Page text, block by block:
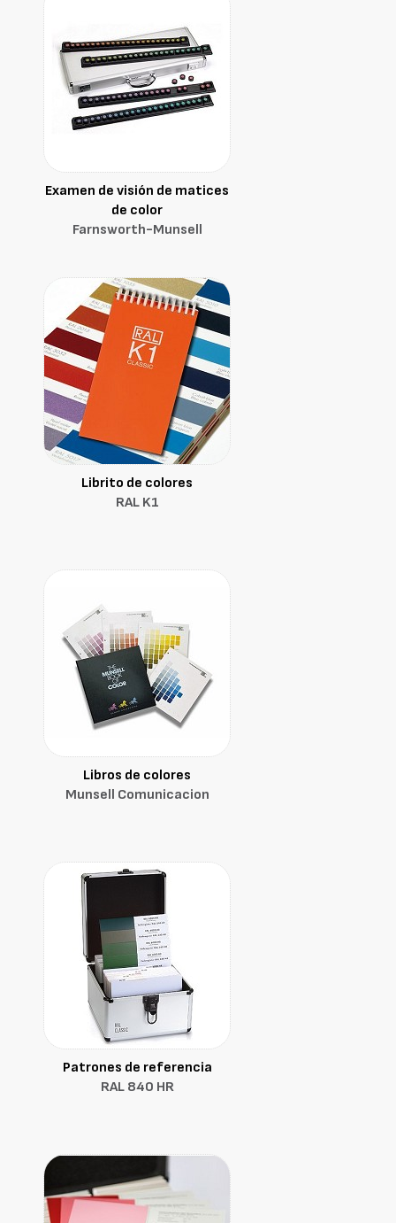
Examen de visión de matices
de color
Farnsworth-Munsell
Librito de colores
RAL K1
Libros de colores
Munsell Comunicacion
Patrones de referencia
RAL 840 HR